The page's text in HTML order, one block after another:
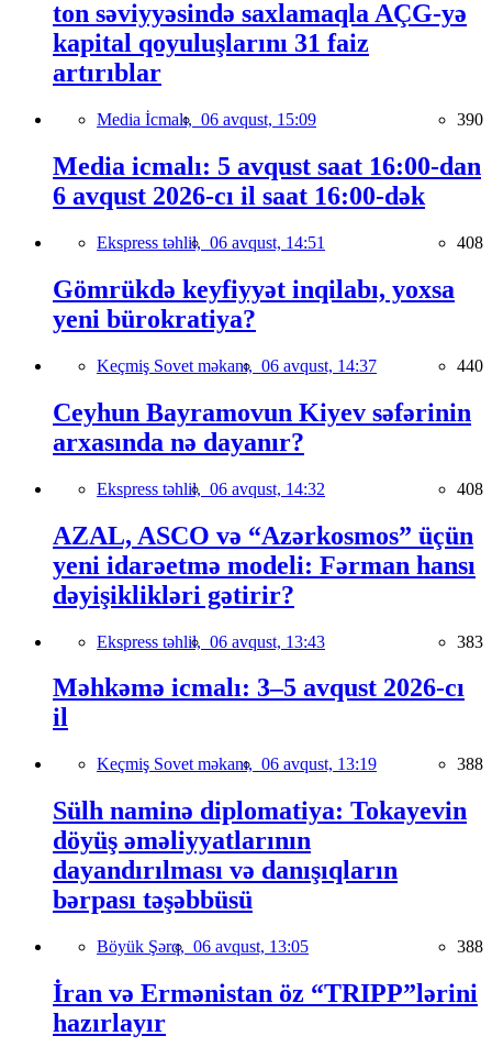
ton səviyyəsində saxlamaqla AÇG-yə
kapital qoyuluşlarını 31 faiz
artırıblar
Media İcmalı, 06 avqust, 15:09 390
Media icmalı: 5 avqust saat 16:00-dan
6 avqust 2026-cı il saat 16:00-dək
Ekspress təhlil, 06 avqust, 14:51 408
Gömrükdə keyfiyyət inqilabı, yoxsa
yeni bürokratiya?
Keçmiş Sovet məkanı, 06 avqust, 14:37 440
Ceyhun Bayramovun Kiyev səfərinin
arxasında nə dayanır?
Ekspress təhlil, 06 avqust, 14:32 408
AZAL, ASCO və “Azərkosmos” üçün
yeni idarəetmə modeli: Fərman hansı
dəyişiklikləri gətirir?
Ekspress təhlil, 06 avqust, 13:43 383
Məhkəmə icmalı: 3–5 avqust 2026-cı
il
Keçmiş Sovet məkanı, 06 avqust, 13:19 388
Sülh naminə diplomatiya: Tokayevin
döyüş əməliyyatlarının
dayandırılması və danışıqların
bərpası təşəbbüsü
Böyük Şərq, 06 avqust, 13:05 388
İran və Ermənistan öz “TRIPP”lərini
hazırlayır